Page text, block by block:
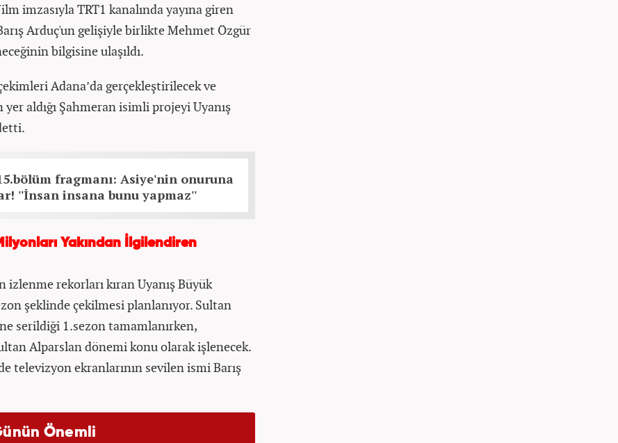
imzasıyla TRT1 kanalında yayına giren
Arduç'un gelişiyle birlikte Mehmet Özgür
bilgisine ulaşıldı.
Adana’da gerçekleştirilecek ve
yer aldığı Şahmeran isimli projeyi Uyanış
fragmanı: Asiye'nin onuruna
''İnsan insana bunu yapmaz''
Yakından İlgilendiren
rekorları kıran Uyanış Büyük
şeklinde çekilmesi planlanıyor. Sultan
serildiği 1.sezon tamamlanırken,
Alparslan dönemi konu olarak işlenecek.
televizyon ekranlarının sevilen ismi Barış